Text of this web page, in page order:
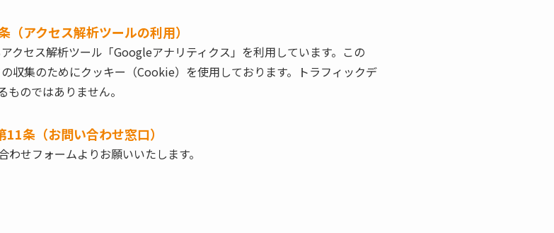
（アクセス解析ツールの利用）
クセス解析ツール「Googleアナリティクス」を利用しています。この
収集のためにクッキー（Cookie）を使用しております。トラフィックデ
のではありません。
11条（お問い合わせ窓口）
せフォームよりお願いいたします。